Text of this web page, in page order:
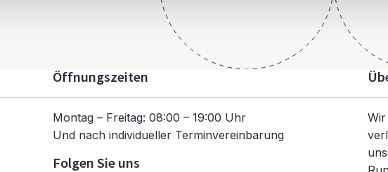
Öffnungszeiten
Montag – Freitag: 08:00 – 19:00 Uhr
Und nach individueller Terminvereinbarung
Folgen Sie uns